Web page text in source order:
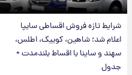
شرایط تازه فروش اقساطی سایپا
اعلام شد؛ شاهین، کوییک، اطلس،
سهند و ساینا با اقساط بلندمدت +
جدول